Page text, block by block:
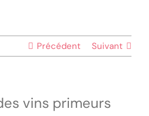
Précédent Suivant
vins primeurs